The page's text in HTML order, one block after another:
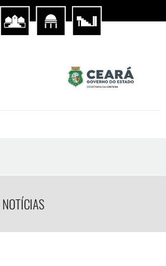
NOTÍCIAS